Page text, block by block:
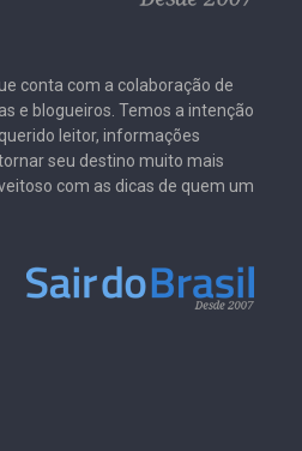
conta com a colaboração de
e blogueiros. Temos a intenção
leitor, informações
seu destino muito mais
com as dicas de quem um